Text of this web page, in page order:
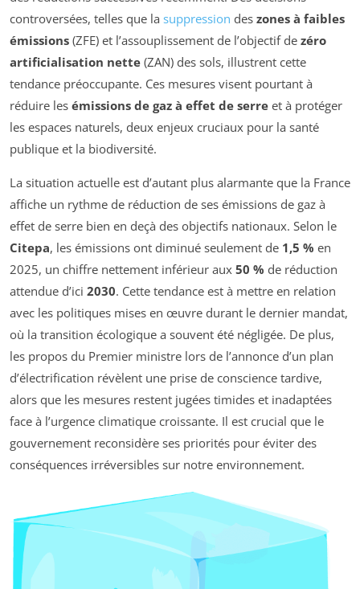
controversées, telles que la suppression des zones à faibles
émissions (ZFE) et l’assouplissement de l’objectif de zéro
artificialisation nette (ZAN) des sols, illustrent cette
tendance préoccupante. Ces mesures visent pourtant à
réduire les émissions de gaz à effet de serre et à protéger
les espaces naturels, deux enjeux cruciaux pour la santé
publique et la biodiversité.
La situation actuelle est d’autant plus alarmante que la France
affiche un rythme de réduction de ses émissions de gaz à
effet de serre bien en deçà des objectifs nationaux. Selon le
Citepa, les émissions ont diminué seulement de 1,5 % en
2025, un chiffre nettement inférieur aux 50 % de réduction
attendue d’ici 2030. Cette tendance est à mettre en relation
avec les politiques mises en œuvre durant le dernier mandat,
où la transition écologique a souvent été négligée. De plus,
les propos du Premier ministre lors de l’annonce d’un plan
d’électrification révèlent une prise de conscience tardive,
alors que les mesures restent jugées timides et inadaptées
face à l’urgence climatique croissante. Il est crucial que le
gouvernement reconsidère ses priorités pour éviter des
conséquences irréversibles sur notre environnement.